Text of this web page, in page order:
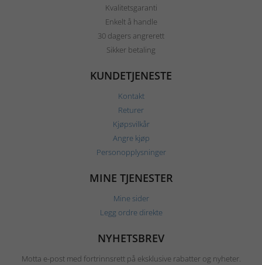
Kvalitetsgaranti
Enkelt å handle
30 dagers angrerett
Sikker betaling
KUNDETJENESTE
Kontakt
Returer
Kjøpsvilkår
Angre kjøp
Personopplysninger
MINE TJENESTER
Mine sider
Legg ordre direkte
NYHETSBREV
Motta e-post med fortrinnsrett på eksklusive rabatter og nyheter.